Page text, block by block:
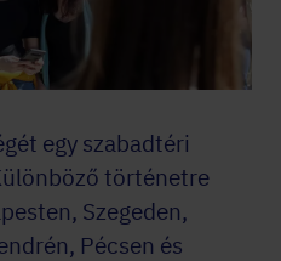
egy szabadtéri
történetre
Szegeden,
Pécsen és